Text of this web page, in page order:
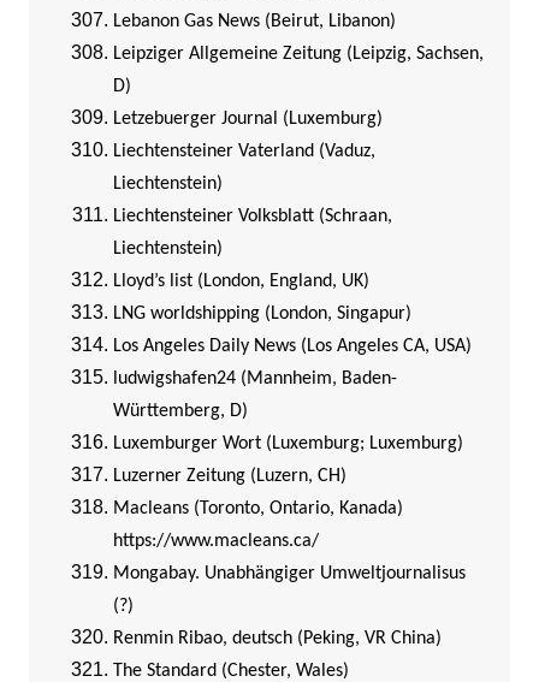
Lebanon Gas News (Beirut, Libanon)
Leipziger Allgemeine Zeitung (Leipzig, Sachsen,
D)
Letzebuerger Journal (Luxemburg)
Liechtensteiner Vaterland (Vaduz,
Liechtenstein)
Liechtensteiner Volksblatt (Schraan,
Liechtenstein)
Lloyd’s list (London, England, UK)
LNG worldshipping (London, Singapur)
Los Angeles Daily News (Los Angeles CA, USA)
ludwigshafen24 (Mannheim, Baden-
Württemberg, D)
Luxemburger Wort (Luxemburg; Luxemburg)
Luzerner Zeitung (Luzern, CH)
Macleans (Toronto, Ontario, Kanada)
https://www.macleans.ca/
Mongabay. Unabhängiger Umweltjournalisus
(?)
Renmin Ribao, deutsch (Peking, VR China)
The Standard (Chester, Wales)